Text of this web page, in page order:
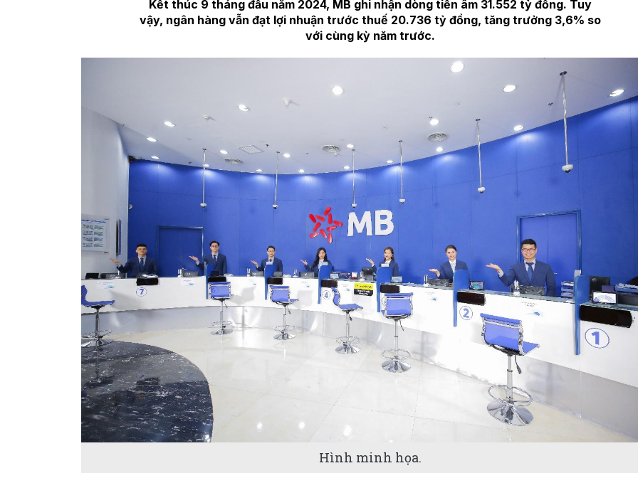
Kết thúc 9 tháng đầu năm 2024, MB ghi nhận dòng tiền âm 31.552 tỷ đồng. Tuy
vậy, ngân hàng vẫn đạt lợi nhuận trước thuế 20.736 tỷ đồng, tăng trưởng 3,6% so
với cùng kỳ năm trước.
Hình minh họa.